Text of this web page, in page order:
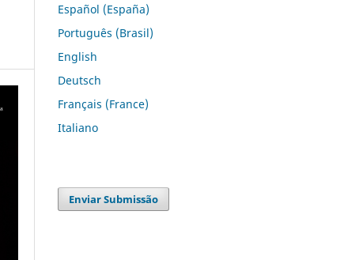
Español (España)
Português (Brasil)
English
Deutsch
Français (France)
Italiano
Enviar Submissão